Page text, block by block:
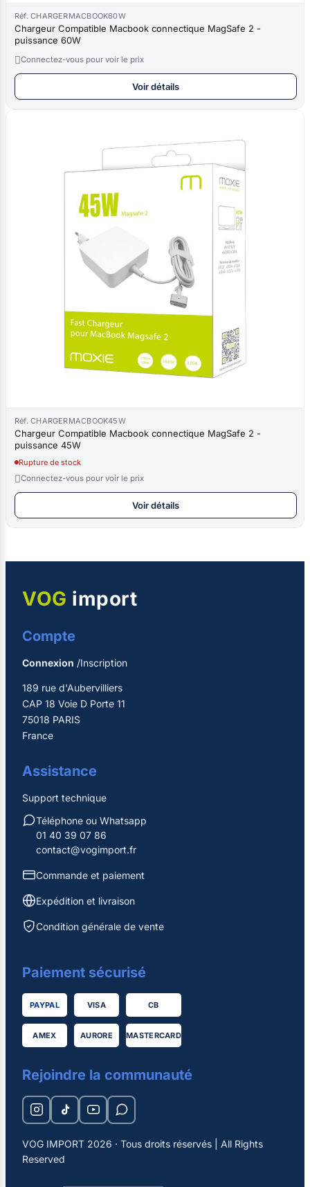
Réf. CHARGERMACBOOK60W
Chargeur Compatible Macbook connectique MagSafe 2 -
puissance 60W
Connectez-vous pour voir le prix
Voir détails
Réf. CHARGERMACBOOK45W
Chargeur Compatible Macbook connectique MagSafe 2 -
puissance 45W
Rupture de stock
Connectez-vous pour voir le prix
Voir détails
VOG import
Compte
Connexion /Inscription
189 rue d'Aubervilliers
CAP 18 Voie D Porte 11
75018 PARIS
France
Assistance
Support technique
Téléphone ou Whatsapp
01 40 39 07 86
contact@vogimport.fr
Commande et paiement
Expédition et livraison
Condition générale de vente
Paiement sécurisé
PAYPAL VISA CB
AMEX AURORE MASTERCARD
Rejoindre la communauté
VOG IMPORT 2026 · Tous droits réservés | All Rights
Reserved